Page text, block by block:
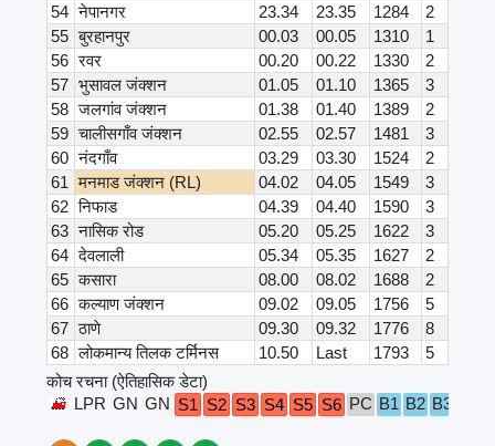
54 नेपानगर 23.34 23.35 1284
2
55 बुरहानपुर 00.03 00.05 1310
1
56 रवर 00.20 00.22 1330
2
57 भुसावल जंक्शन 01.05 01.10 1365
3
58 जलगांव जंक्शन 01.38 01.40 1389
2
59 चालीसगाँव जंक्शन 02.55 02.57 1481
3
60 नंदगाँव 03.29 03.30 1524
2
61 मनमाड जंक्शन (RL) 04.02 04.05 1549
3
62 निफाड 04.39 04.40 1590
3
63 नासिक रोड 05.20 05.25 1622
3
64 देवलाली 05.34 05.35 1627
2
65 कसारा 08.00 08.02 1688
2
66 कल्याण जंक्शन 09.02 09.05 1756
5
67 ठाणे 09.30 09.32 1776
8
68 लोकमान्य तिलक टर्मिनस 10.50 Last 1793
5
कोच रचना (ऐतिहासिक डेटा)
LPR GN GN S1 S2 S3 S4 S5 S6 PC B1 B2 B3